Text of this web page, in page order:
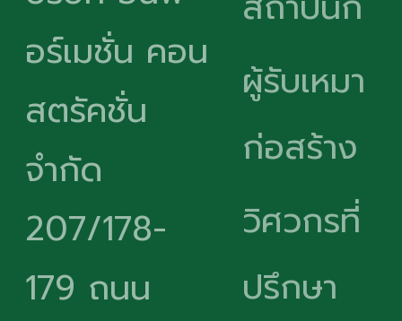
อร์เมชั่น คอน
สตรัคชั่น
จำกัด
207/178-
179 ถนน
ผู้รับเหมา
ก่อสร้าง
วิศวกรที่
ปรึกษา